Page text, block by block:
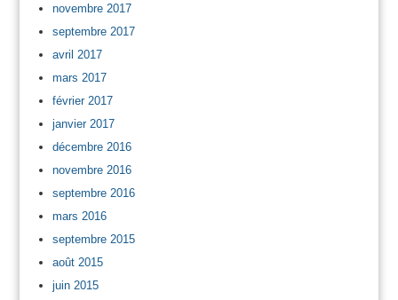
novembre 2017
septembre 2017
avril 2017
mars 2017
février 2017
janvier 2017
décembre 2016
novembre 2016
septembre 2016
mars 2016
septembre 2015
août 2015
juin 2015